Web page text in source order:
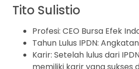
Tito Sulistio
Profesi: CEO Bursa Efek
Tahun Lulus IPDN: Angkatan
Karir: Setelah lulus dari